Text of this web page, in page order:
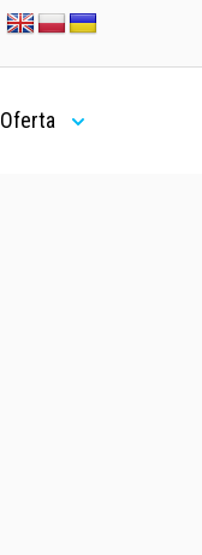
Oferta